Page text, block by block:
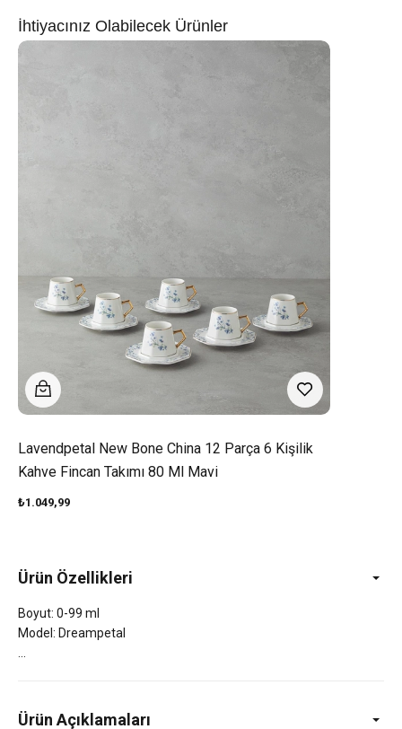
İhtiyacınız Olabilecek Ürünler
Lavendpetal New Bone China 12 Parça 6 Kişilik
Kahve Fincan Takımı 80 Ml Mavi
₺1.049,99
Ürün Özellikleri
Boyut: 0-99 ml
Model: Dreampetal
Ürün Açıklamaları